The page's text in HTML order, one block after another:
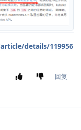
details/119956
回复